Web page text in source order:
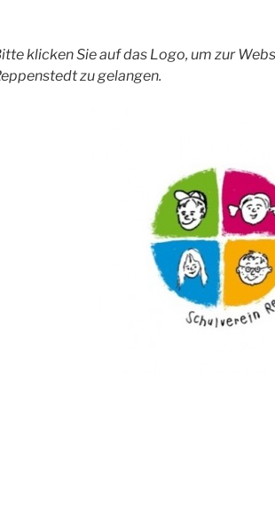
klicken Sie auf das Logo, um zur
zu gelangen.